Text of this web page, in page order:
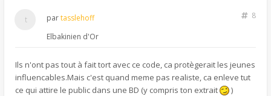
8
partasslehoff
Elbakinien d'Or
Ils n'ont pas tout à fait tort avec ce code, ca protègerait les jeunes
influencables.Mais c'est quand meme pas realiste, ca enleve tut
ce qui attire le public dans une BD (y compris ton extrait
)